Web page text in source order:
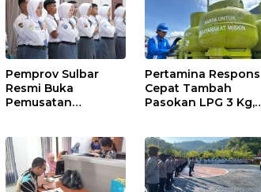
Pemprov Sulbar
Resmi Buka
Pemusatan
Pertamina Respons
Cepat Tambah
Pasokan LPG 3 Kg,
Berlangsung
Kondusif